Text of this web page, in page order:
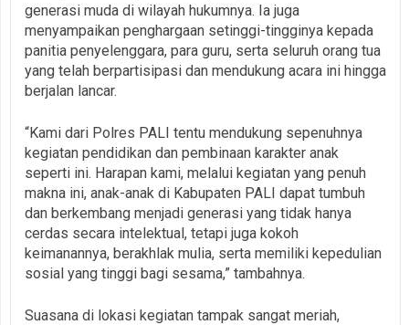
generasi muda di wilayah hukumnya. Ia juga
menyampaikan penghargaan setinggi-tingginya kepada
panitia penyelenggara, para guru, serta seluruh orang tua
yang telah berpartisipasi dan mendukung acara ini hingga
berjalan lancar.
“Kami dari Polres PALI tentu mendukung sepenuhnya
kegiatan pendidikan dan pembinaan karakter anak
seperti ini. Harapan kami, melalui kegiatan yang penuh
makna ini, anak-anak di Kabupaten PALI dapat tumbuh
dan berkembang menjadi generasi yang tidak hanya
cerdas secara intelektual, tetapi juga kokoh
keimanannya, berakhlak mulia, serta memiliki kepedulian
sosial yang tinggi bagi sesama,” tambahnya.
Suasana di lokasi kegiatan tampak sangat meriah,